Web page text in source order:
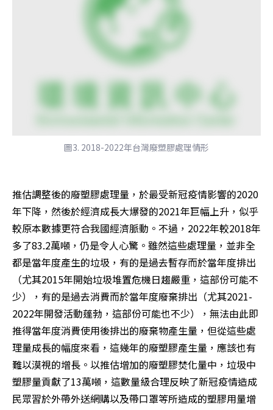
圖3. 2018-2022年台灣廢塑膠處理情形
推估調整後的廢塑膠處理量，於最受新冠疫情影響的2020
年下降，然後於經濟成長大爆發的2021年巨幅上升，似乎
較原本數據更符合我國經濟脈動。不過，2022年較2018年
多了83.2萬噸，仍是令人心驚。雖然這些處理量，並非全
都是當年度產生的垃圾，有的是過去暫存而於當年度排出
（尤其2015年開始垃圾堆置危機日趨嚴重，這部份可能不
少），有的是過去消費而於當年度廢棄排出（尤其2021-
2022年開發活動蓬勃，這部份可能也不少），無法由此即
推得當年度消費使用後排出的廢棄物產生量，但從這些處
理量成長的幅度來看，這幾年的廢塑膠產生量，應該也有
難以漠視的增長。以推估增加的廢塑膠焚化量中，垃圾中
塑膠量貢獻了13萬噸，這數量級合理反映了新冠疫情造成
民眾習於外帶外送網購以及帶口罩等所造成的塑膠用量增